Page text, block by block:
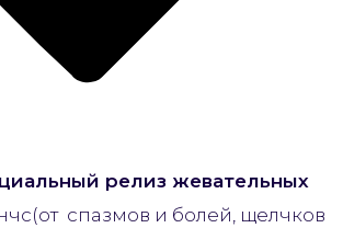
релиз жевательных
спазмов и болей, щелчков